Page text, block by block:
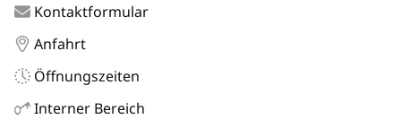
Kontaktformular
Anfahrt
Öffnungszeiten
Interner Bereich